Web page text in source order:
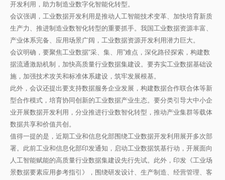
开发利用，助力制造业数字化智能化转型。
会议强调，工业数据开发利用是推动人工智能技术变革、加快培育新质
生产力、推进制造业数智化转型的重要抓手。我国工业数据资源丰富、
产业体系完备、应用场景广阔，工业数据资源开发利用潜力巨大。
会议明确，要聚焦工业数据“采、集、用”难点，深化路径探索，构建数
据流通激励机制，加快高质量行业数据集建设。要夯实工业数据基础设
施，加强技术攻关和标准体系建设，筑牢发展根基。
此外，会议还提出要支持数据服务企业发展，构建数据合作联合体等新
型合作模式，培育协同创新的工业数据产业生态。要分类引导大中小企
业开展数据开发利用，分业推进行业数智化转型，推动产业集群等载体
数据共享和价值共创。
值得一提的是，近期工业和信息化部围绕工业数据开发利用展开多次部
署。此前工业和信息化部印发通知，启动工业数据筑基行动，开展面向
人工智能赋能的高质量行业数据集建设先行先试。此外，印发《工业场
景数据要素应用参考指引》，围绕研发设计、生产制造、经营管理、客
发展历程
专家智库
联系我们
分支机构
新闻中心
加入联盟
会员企业
专家洞见